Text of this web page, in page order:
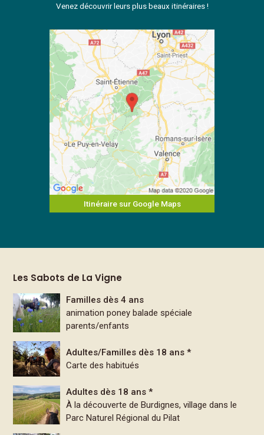
Venez découvrir leurs plus beaux itinéraires !
Itinéraire sur Google Maps
Les Sabots de La Vigne
Familles dès 4 ans
animation poney balade spéciale
parents/enfants
Adultes/Familles dès 18 ans *
Carte des habitués
Adultes dès 18 ans *
À la découverte de Burdignes, village dans le
Parc Naturel Régional du Pilat